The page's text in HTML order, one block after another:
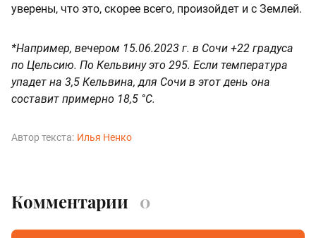
уверены, что это, скорее всего, произойдет и с Землей.
*Например, вечером 15.06.2023 г. в Сочи +22 градуса
по Цельсию. По Кельвину это 295. Если температура
упадет на 3,5 Кельвина, для Сочи в этот день она
составит примерно 18,5 °C.
Автор текста: Илья Ненко
Комментарии 0